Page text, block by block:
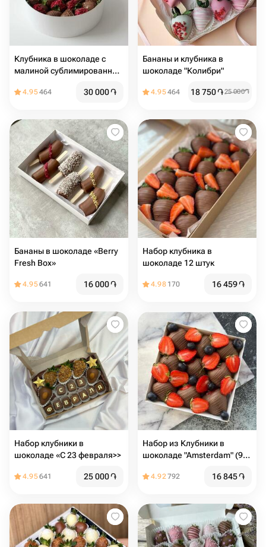
Клубника в шоколаде с
малиной сублимированной
4.95464 30 000֏
Бананы и клубника в
шоколаде "Колибри"
4.95464 18 750֏25 000֏
Бананы в шоколаде «Berry
Fresh Box»
4.95641 16 000֏
Набор клубника в
шоколаде 12 штук
4.98 170 16 459֏
Набор клубники в
шоколаде «С 23 февраля>>
4.95641 25 000֏
Набор из Клубники в
шоколаде "Amsterdam" (9-
4.92792 16 845֏